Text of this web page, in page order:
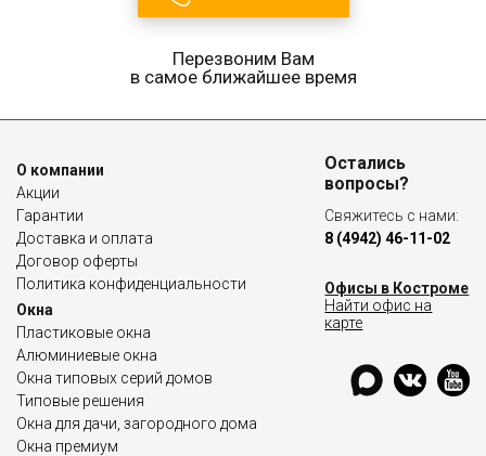
Перезвоним Вам
в самое ближайшее время
О компании
Акции
Гарантии
Доставка и оплата
Договор оферты
Политика конфиденциальности
Окна
Пластиковые окна
Алюминиевые окна
Окна типовых серий домов
Типовые решения
Окна для дачи, загородного дома
Окна премиум
Остались
вопросы?
Свяжитесь с нами:
8 (4942) 46-11-02
Офисы в Костроме
Найти офис на
карте